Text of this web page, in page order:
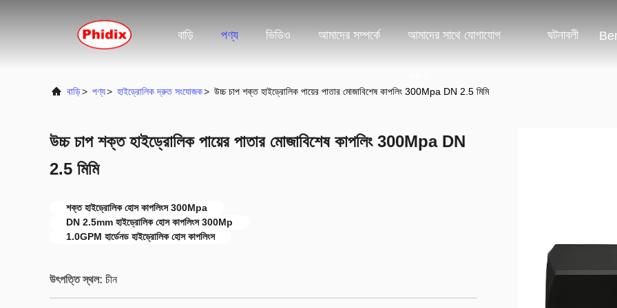
বাড়ি পণ্য ভিডিও আমাদের সম্পর্কে আমাদের সাথে যোগাযোগ ঘটনাবলী
বাড়ি> পণ্য> হাইড্রোলিক দ্রুত সংযোজক> উচ্চ চাপ শক্ত হাইড্রোলিক পায়ের পাতার মোজাবিশেষ কাপলিং 300Mpa DN 2.5 মিমি
উচ্চ চাপ শক্ত হাইড্রোলিক পায়ের পাতার মোজাবিশেষ কাপলিং 300Mpa DN
2.5 মিমি
শক্ত হাইড্রোলিক হোস কাপলিংস 300Mpa
DN 2.5mm হাইড্রোলিক হোস কাপলিংস 300Mp
1.0GPM হার্ডেনড হাইড্রোলিক হোস কাপলিংস
উৎপত্তি স্থল: চীন